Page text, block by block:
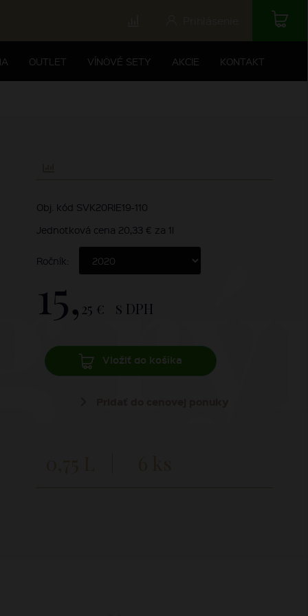
OUTLET VÍNOVÉ SETY AKCIE KONTAKT
Obj. kód SVK20RIE19-110
Jednotková cena 20,33 € za 1l
Ročník:
15, 25 € s DPH
Vložiť do košíka